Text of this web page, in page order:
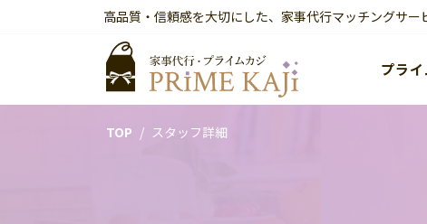
高品質・信頼感を大切にした、家事代行マッチングサー
プラ
TOP スタッフ詳細